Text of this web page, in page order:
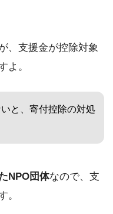
、支援金が控除対象
よ。
と、寄付控除の対処
NPO団体なので、支
。